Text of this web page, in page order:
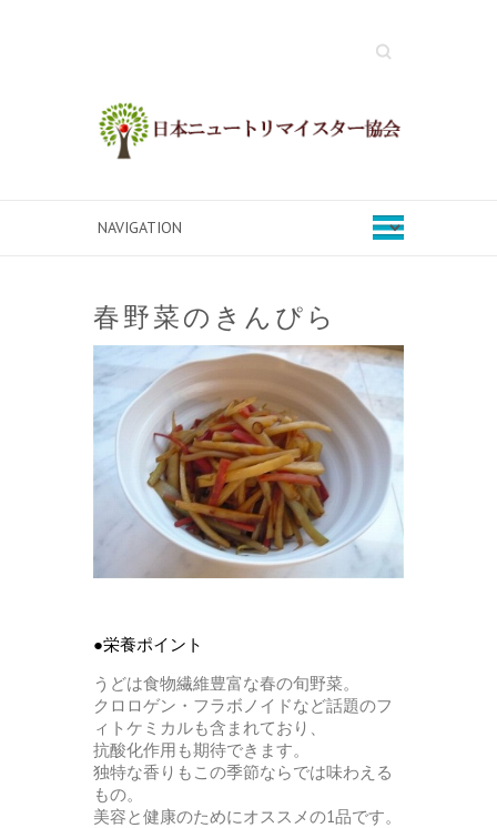
Search
春野菜のきんぴら
●栄養ポイント
うどは食物繊維豊富な春の旬野菜。
クロロゲン・フラボノイドなど話題のフ
ィトケミカルも含まれており、
抗酸化作用も期待できます。
独特な香りもこの季節ならでは味わえる
もの。
美容と健康のためにオススメの1品です。